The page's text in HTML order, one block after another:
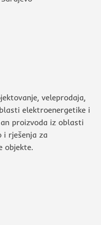
veleprodaja,
elektroenergetike i
proizvoda iz oblasti
i rješenja za
objekte.